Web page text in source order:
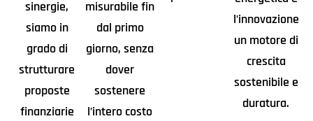
sinergie,
siamo in
grado di
strutturare
proposte
finanziarie
misurabile fin
dal primo
giorno, senza
dover
sostenere
l’intero costo
l’innovazione
un motore di
crescita
sostenibile e
duratura.